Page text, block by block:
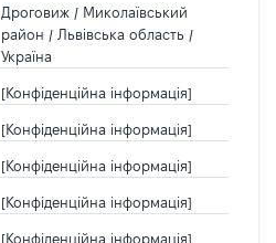
Дроговиж / Миколаївський
район / Львівська область /
Україна
[Конфіденційна інформація]
[Конфіденційна інформація]
[Конфіденційна інформація]
[Конфіденційна інформація]
[Конфіденційна інформація]